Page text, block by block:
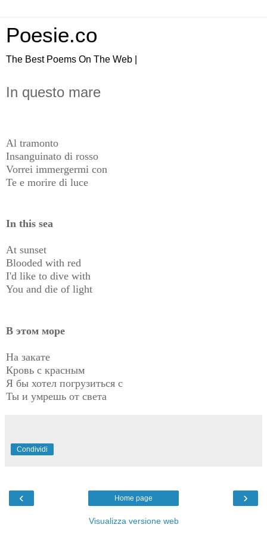
Poesie.co
The Best Poems On The Web |
In questo mare
Al tramonto
Insanguinato di rosso
Vorrei immergermi con
Te e morire di luce
In this sea
At sunset
Blooded with red
I'd like to dive with
You and die of light
В этом море
На закате
Кровь с красным
Я бы хотел погрузиться с
Ты и умрешь от света
Condividi
‹ ›
Home page
Visualizza versione web